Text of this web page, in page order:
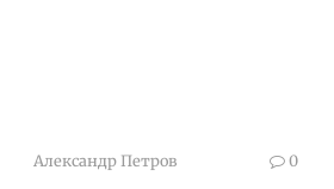
Александр Петров 0